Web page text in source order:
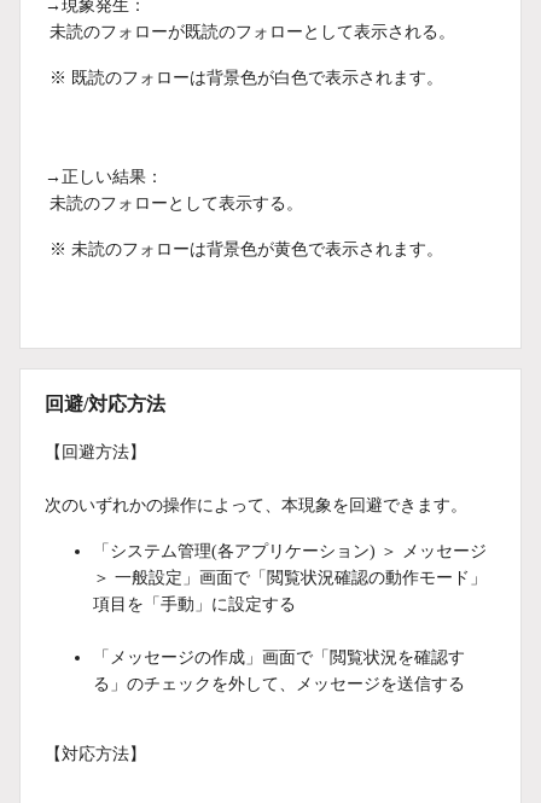
→現象発生：
未読のフォローが既読のフォローとして表示される。
※ 既読のフォローは背景色が白色で表示されます。
→正しい結果：
未読のフォローとして表示する。
※ 未読のフォローは背景色が黄色で表示されます。
回避/対応方法
【回避方法】
次のいずれかの操作によって、本現象を回避できます。
「システム管理(各アプリケーション) ＞ メッセージ
＞ 一般設定」画面で「閲覧状況確認の動作モード」
項目を「手動」に設定する
「メッセージの作成」画面で「閲覧状況を確認す
る」のチェックを外して、メッセージを送信する
【対応方法】